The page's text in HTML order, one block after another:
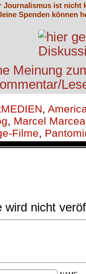
Journalismus ist nicht
Spenden können
,
, Marcel
Filme,
wird nicht